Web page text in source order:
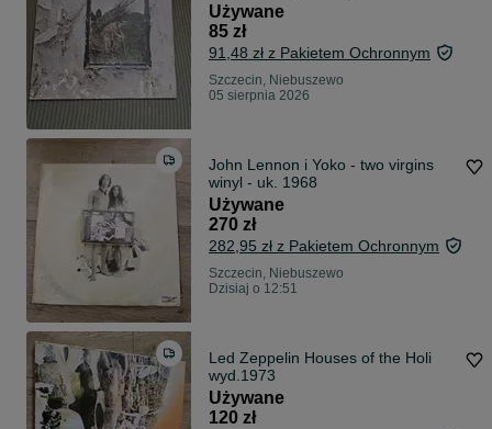
Używane
85 zł
91,48 zł z Pakietem Ochronnym
Szczecin, Niebuszewo
05 sierpnia 2026
John Lennon i Yoko - two virgins
winyl - uk. 1968
Używane
270 zł
282,95 zł z Pakietem Ochronnym
Szczecin, Niebuszewo
Dzisiaj o 12:51
Led Zeppelin Houses of the Holi
wyd.1973
Używane
120 zł